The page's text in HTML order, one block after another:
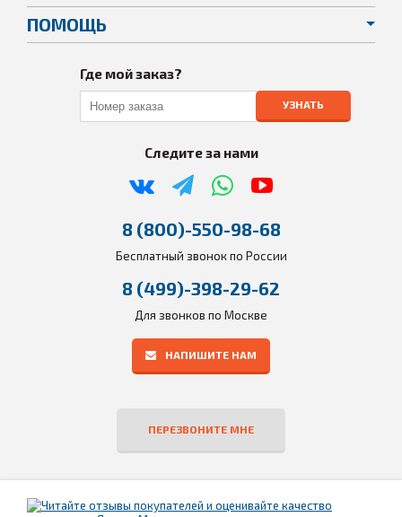
ПОМОЩЬ
Где мой заказ?
УЗНАТЬ
Следите за нами
8 (800)-550-98-68
Бесплатный звонок по России
8 (499)-398-29-62
Для звонков по Москве
НАПИШИТЕ НАМ
ПЕРЕЗВОНИТЕ МНЕ